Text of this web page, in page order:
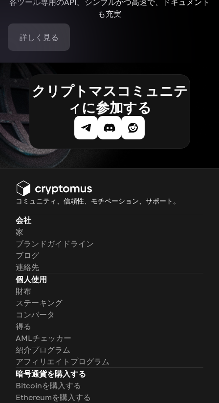
各ツール専用のAPI。シンプルかつ高速で、ドキュメント
も充実
詳しく見る
クリプトマスコミュニテ
ィに参加する
コミュニティ、信頼性、モチベーション、サポート。
会社
家
ブランドガイドライン
ブログ
連絡先
個人使用
財布
ステーキング
コンバータ
得る
AMLチェッカー
紹介プログラム
アフィリエイトプログラム
暗号通貨を購入する
Bitcoinを購入する
Ethereumを購入する